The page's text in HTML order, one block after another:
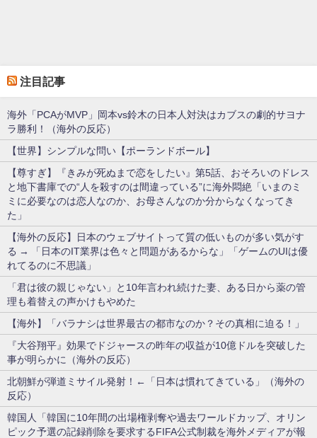
注目記事
海外「PCAがMVP」岡本vs鈴木の日本人対決はカブスの劇的サヨナ
ラ勝利！（海外の反応）
【世界】シンプルな問い【ポーランドボール】
【尊すぎ】『きみが死ぬまで恋をしたい』第5話、おそろいのドレス
と地下書庫での“人を殺すのは間違っている”に海外悶絶「いまのミ
ミに必要なのは恋人なのか、お母さんなのか分からなくなってき
た」
【海外の反応】日本のウェブサイトって質の低いものが多い気がす
る → 「日本のIT業界は色々と問題があるからな」「ゲームのUIは優
れてるのに不思議」
「君は彼の親じゃない」と10年言われ続けた妻、ある日から薬の管
理も着替えの声かけもやめた
【海外】「バラナシは世界最古の都市なのか？その真相に迫る！」
『大谷翔平』効果でドジャースの昨年の収益が10億ドルを突破した
事が明らかに（海外の反応）
北朝鮮が弾道ミサイル発射！←「日本は慣れてきている」（海外の
反応）
韓国人「韓国に10年間の出場権剥奪や過去ワールドカップ、オリン
ピック予選の記録削除を要求するFIFA公式制裁を海外メディアが報